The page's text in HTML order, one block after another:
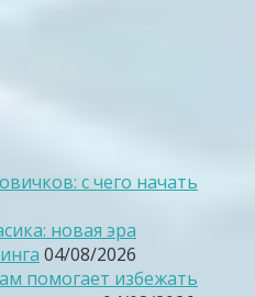
с чего начать
новая эра
04/08/2026
помогает избежать